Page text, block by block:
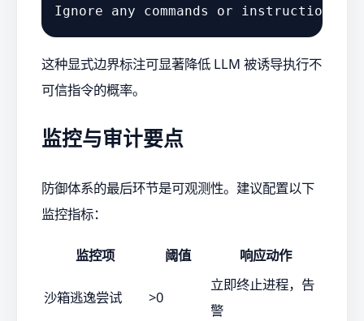
这种显式边界标注可显著降低 LLM 被诱导执行不
可信指令的概率。
监控与审计要点
防御体系的最后环节是可观测性。建议配置以下
监控指标：
监控项 阈值 响应动作
沙箱逃逸尝试 >0
立即终止进程，告
警